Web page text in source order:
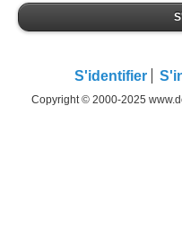
S'identifier
Copyright © 2000-2025